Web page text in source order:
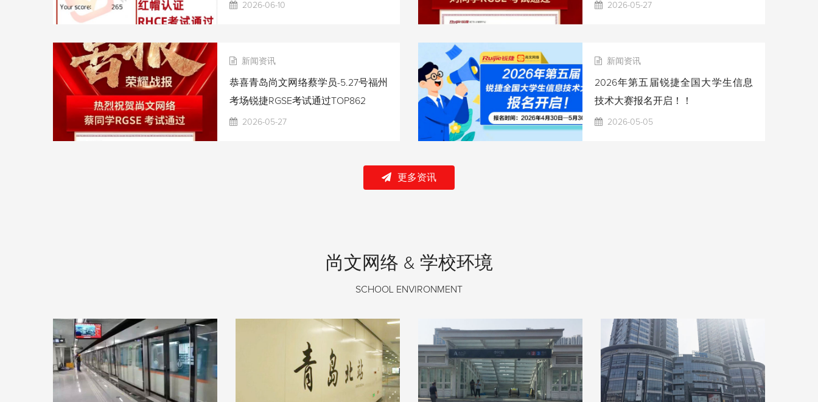
2026-06-10 2026-05-27
新闻资讯
恭喜青岛尚文网络蔡学员-5.27号福州
考场锐捷RGSE考试通过TOP862
2026-05-27
新闻资讯
2026年第五届锐捷全国大学生信息
技术大赛报名开启！！
2026-05-05
更多资讯
尚文网络 & 学校环境
SCHOOL ENVIRONMENT